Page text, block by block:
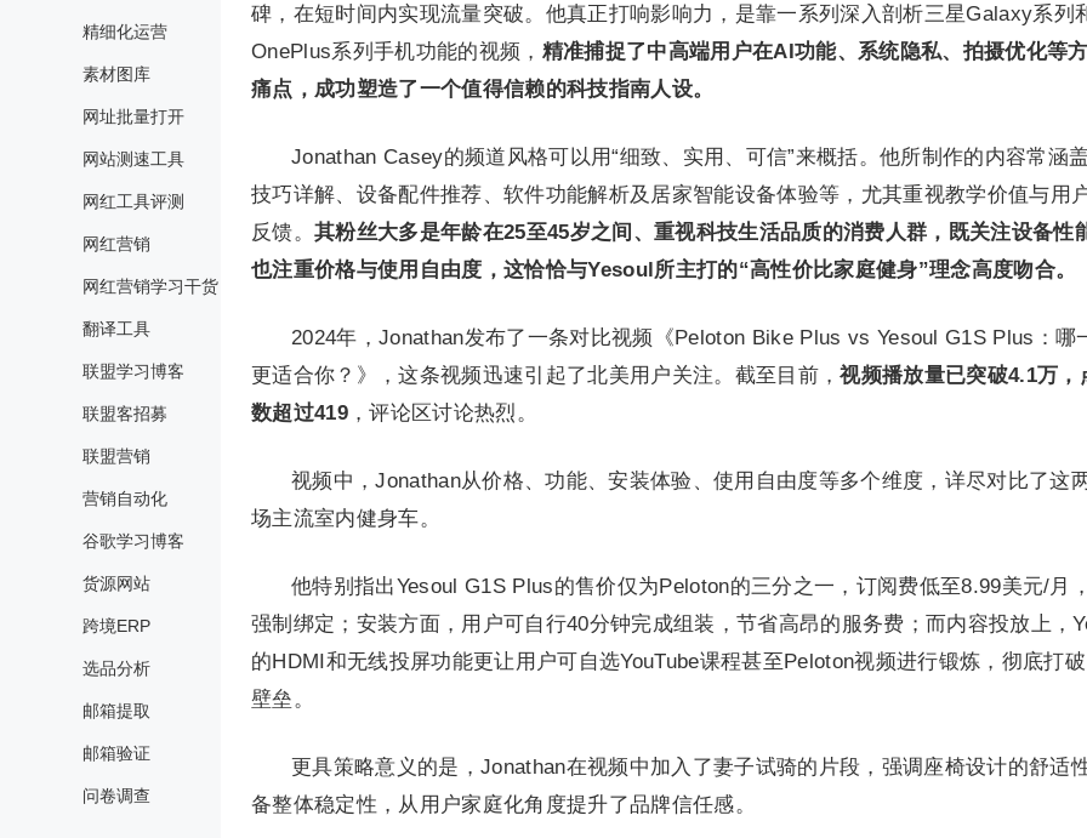
精细化运营
素材图库
网址批量打开
网站测速工具
网红工具评测
网红营销
网红营销学习干货
翻译工具
联盟学习博客
联盟客招募
联盟营销
营销自动化
谷歌学习博客
货源网站
跨境ERP
选品分析
邮箱提取
邮箱验证
问卷调查
碑，在短时间内实现流量突破。他真正打响影响力，是靠一系列深入剖析三星Galaxy系列
OnePlus系列手机功能的视频， 精准捕捉了中高端用户在AI功能、系统隐私、拍摄优化等
痛点，成功塑造了一个值得信赖的科技指南人设。
Jonathan Casey的频道风格可以用“细致、实用、可信”来概括。他所制作的内容常涵
技巧详解、设备配件推荐、软件功能解析及居家智能设备体验等，尤其重视教学价值与用
反馈。 其粉丝大多是年龄在25至45岁之间、重视科技生活品质的消费人群，既关注设备性
也注重价格与使用自由度 ，这恰恰与Yesoul所主打的“高性价比家庭健身”理念高度吻合。
2024年，Jonathan发布了一条对比视频《Peloton Bike Plus vs Yesoul G1S Plus：哪
更适合你？》，这条视频迅速引起了北美用户关注。截至目前，视频播放量已突破4.1万，
数超过419，评论区讨论热烈。
视频中，Jonathan从价格、功能、安装体验、使用自由度等多个维度，详尽对比了这
场主流室内健身车。
他特别指出Yesoul G1S Plus的售价仅为Peloton的三分之一，订阅费低至8.99美元/月
强制绑定；安装方面，用户可自行40分钟完成组装，节省高昂的服务费；而内容投放上，
的HDMI和无线投屏功能更让用户可自选YouTube课程甚至Peloton视频进行锻炼，彻底打
壁垒。
更具策略意义的是，Jonathan在视频中加入了妻子试骑的片段，强调座椅设计的舒适
备整体稳定性，从用户家庭化角度提升了品牌信任感。